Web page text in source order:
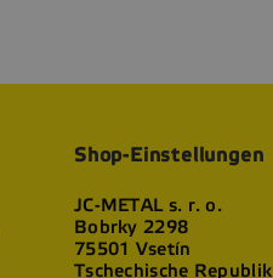
Shop-Einstellungen
JC-METAL s. r. o.
Bobrky 2298
75501 Vsetín
Tschechische Republik